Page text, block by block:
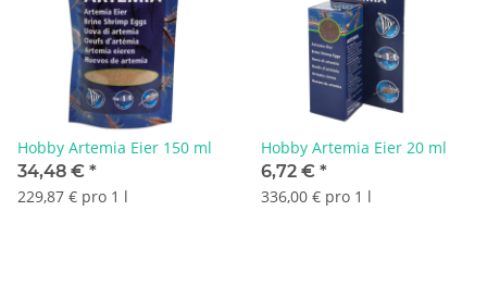
Hobby Artemia Eier 150 ml
34,48 € *
229,87 € pro 1 l
Hobby Artemia Eier 20 ml
6,72 € *
336,00 € pro 1 l